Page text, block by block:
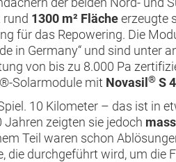
rund 1300 m² Flächeerzeugte
für das Repowering. Die
in Germany“ und sind unter
von bis zu 8.000 Pa
Solarmodule mit Novasil® S
10 Kilometer – das ist in
zeigten sie jedoch
Teil waren schon
die durchgeführt wird, um